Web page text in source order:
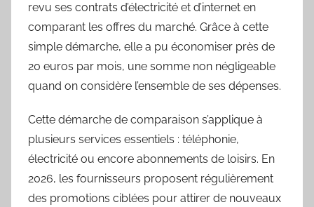
revu ses contrats d’électricité et d’internet en
comparant les offres du marché. Grâce à cette
simple démarche, elle a pu économiser près de
20 euros par mois, une somme non négligeable
quand on considère l’ensemble de ses dépenses.
Cette démarche de comparaison s’applique à
plusieurs services essentiels : téléphonie,
électricité ou encore abonnements de loisirs. En
2026, les fournisseurs proposent régulièrement
des promotions ciblées pour attirer de nouveaux